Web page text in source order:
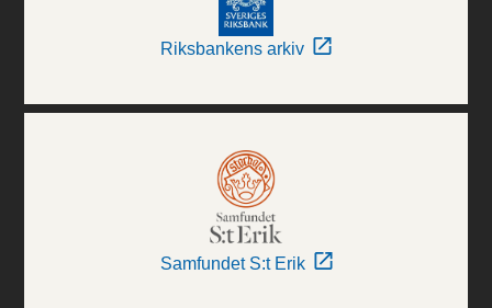
Riksbankens arkiv
Samfundet S:t Erik